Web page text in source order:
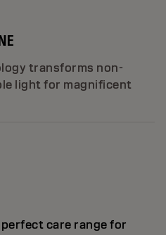
transforms non-
light for magnificent
care range for